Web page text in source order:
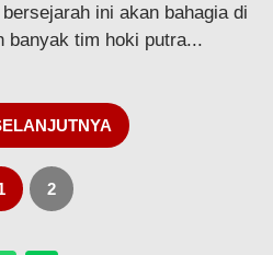
ini akan bahagia di
banyak tim hoki putra...
2